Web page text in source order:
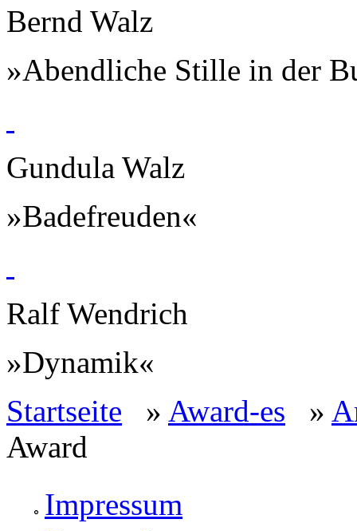
Bernd Walz
»Abendliche Stille in der
Gundula Walz
»Badefreuden«
Ralf Wendrich
»Dynamik«
Startseite » Award-es »
Award
Impressum